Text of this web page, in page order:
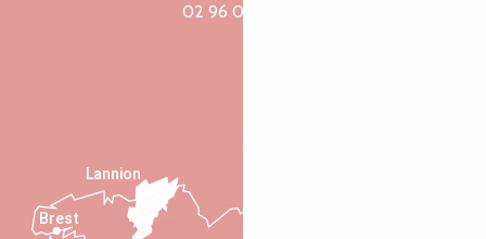
02 96 05 60 70
Lannion
Brest